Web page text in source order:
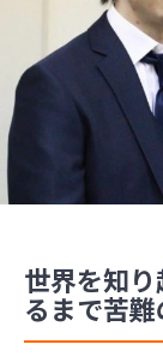
世界を知
るまで苦